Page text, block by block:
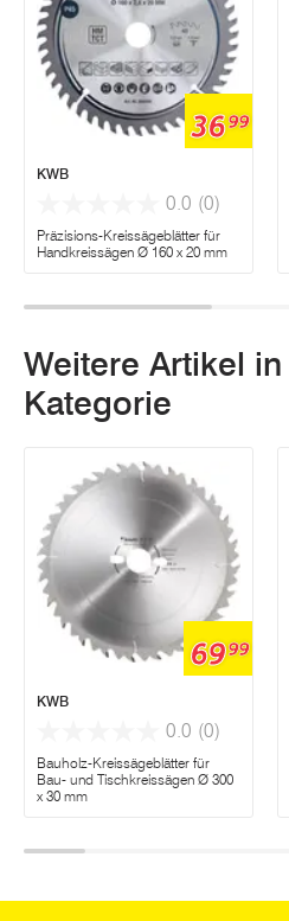
3699
KWB
0.0 (0)
Präzisions-Kreissägeblätter für
Handkreissägen Ø 160 x 20 mm
Weitere Artikel
Kategorie
6999
KWB
0.0 (0)
Bauholz-Kreissägeblätter für
Bau- und Tischkreissägen Ø 300
x 30 mm